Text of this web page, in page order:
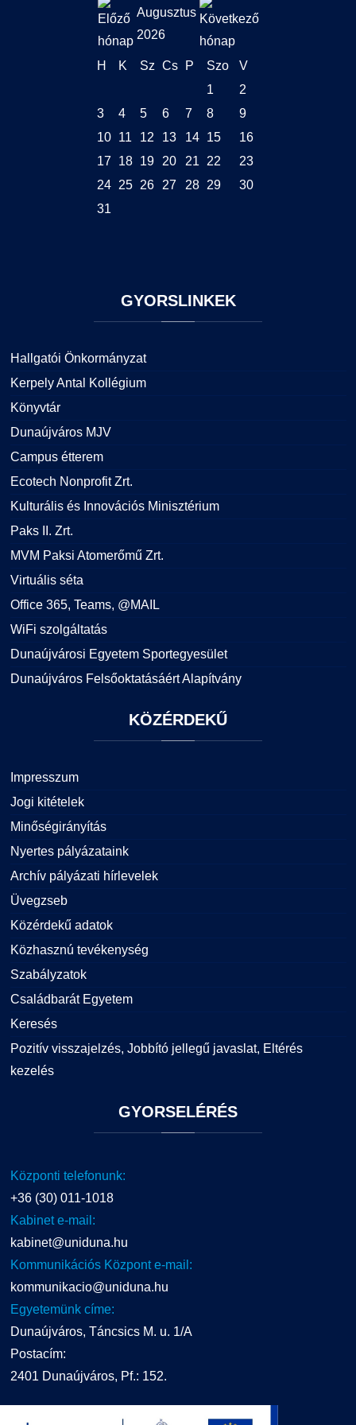
Augusztus
2026
H K Sz Cs P Szo
V
1
2
3
4 5 6 7 8
9
10
11 12 13 14 15
16
17
18 19 20 21 22
23
24
25 26 27 28 29
30
31
GYORSLINKEK
Hallgatói Önkormányzat
Kerpely Antal Kollégium
Könyvtár
Dunaújváros MJV
Campus étterem
Ecotech Nonprofit Zrt.
Kulturális és Innovációs Minisztérium
Paks II. Zrt.
MVM Paksi Atomerőmű Zrt.
Virtuális séta
Office 365, Teams, @MAIL
WiFi szolgáltatás
Dunaújvárosi Egyetem Sportegyesület
Dunaújváros Felsőoktatásáért Alapítvány
KÖZÉRDEKŰ
Impresszum
Jogi kitételek
Minőségirányítás
Nyertes pályázataink
Archív pályázati hírlevelek
Üvegzseb
Közérdekű adatok
Közhasznú tevékenység
Szabályzatok
Családbarát Egyetem
Keresés
Pozitív visszajelzés, Jobbító jellegű javaslat, Eltérés
kezelés
GYORSELÉRÉS
Központi telefonunk:
+36 (30) 011-1018
Kabinet e-mail:
kabinet@uniduna.hu
Kommunikációs Központ e-mail:
kommunikacio@uniduna.hu
Egyetemünk címe:
Dunaújváros, Táncsics M. u. 1/A
Postacím:
2401 Dunaújváros, Pf.: 152.